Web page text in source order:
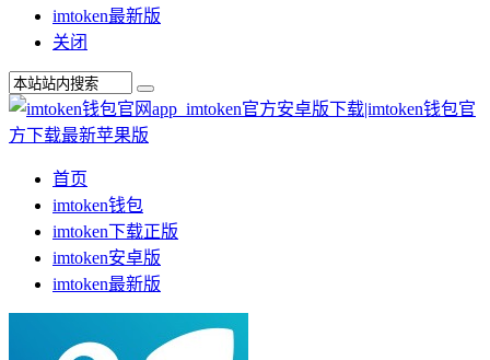
imtoken最新版
关闭
首页
imtoken钱包
imtoken下载正版
imtoken安卓版
imtoken最新版